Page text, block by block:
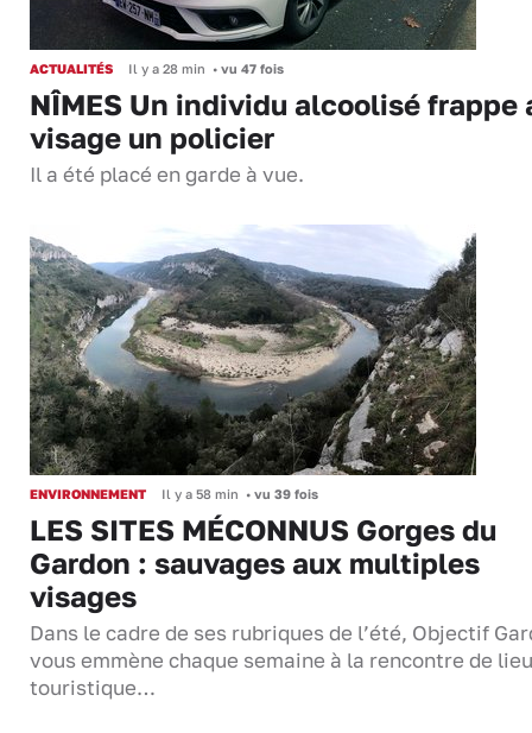
ACTUALITÉS Il y a 28 min • vu 47 fois
NÎMES Un individu alcoolisé frappe
visage un policier
Il a été placé en garde à vue.
ENVIRONNEMENT Il y a 58 min • vu 39 fois
LES SITES MÉCONNUS Gorges du
Gardon : sauvages aux multiples
visages
Dans le cadre de ses rubriques de l’été, Objectif
vous emmène chaque semaine à la rencontre de
touristique…